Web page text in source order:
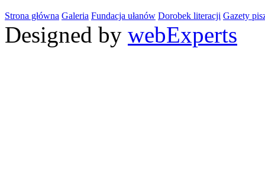
Strona główna Galeria Fundacja ułanów Dorobek literacji Gazety
Designed by webExperts